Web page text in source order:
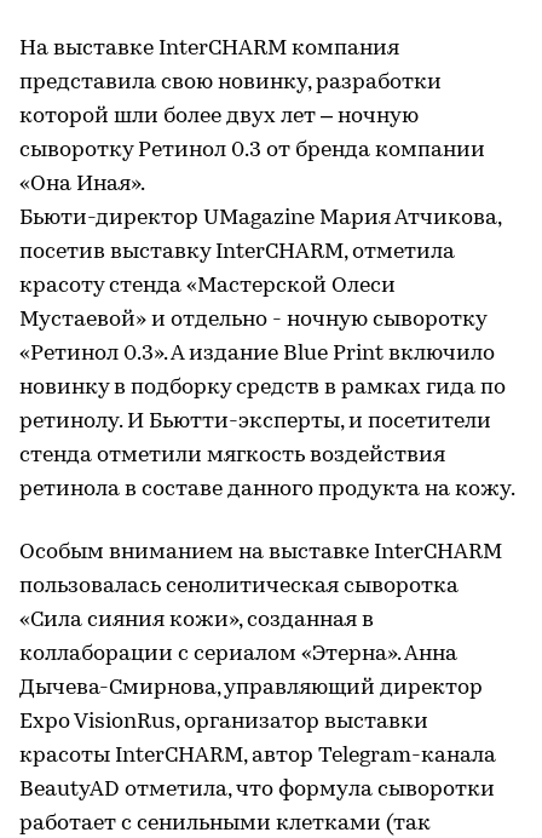
На выставке InterCHARM компания
представила свою новинку, разработки
которой шли более двух лет – ночную
сыворотку Ретинол 0.3 от бренда компании
«Она Иная».
Бьюти-директор UMagazine Мария Атчикова,
посетив выставку InterCHARM, отметила
красоту стенда «Мастерской Олеси
Мустаевой» и отдельно - ночную сыворотку
«Ретинол 0.3». А издание Blue Print включило
новинку в подборку средств в рамках гида по
ретинолу. И Бьютти-эксперты, и посетители
стенда отметили мягкость воздействия
ретинола в составе данного продукта на кожу.
Особым вниманием на выставке InterCHARM
пользовалась сенолитическая сыворотка
«Сила сияния кожи», созданная в
коллаборации с сериалом «Этерна». Анна
Дычева-Смирнова, управляющий директор
Expo VisionRus, организатор выставки
красоты InterCHARM, автор Telegram-канала
BeautyAD отметила, что формула сыворотки
работает с сенильными клетками (так